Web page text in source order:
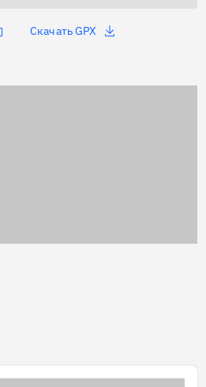
Скачать GPX